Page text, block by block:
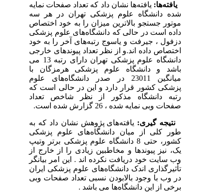
یافته‌ها:یافته‌ها نشان داد که تعداد صفحات نمایه
شده دانشگاه علوم پزشکی تهران در هر سه
موتور جستجو بالاترین میزان را به خود اختصاص
داده است در حالی که دانشگاه‌های علوم پزشکی
دزفول ، جیرفت و یاسوج رتبه‌های آخر را به خود
اختصاص داده اند.و از نظر تعداد پیوندهای خارجی
دانشگاه علوم پزشکی تهران دارای رتبه 13 می
باشد و دانشگاه علوم پزشکی هرمزگان با
میانگین 23011 در صدر دانشگاه‌های علوم
پزشکی کشور قرار دارد و این در حالی است که
رتبه دانشگاه مذکور از نظر شاخص تعداد
صفحات وبی نمایه شده ، 26 گزارش شده است.
نتیجه گیری:یافته‌های پژوهش نشان داد که به
طور کلی از میان دانشگاه‌های علوم پزشکی
کشور، حتی 8 دانشگاه علوم پزشکی برتر وتیپ
یک، نیز پیوندها و مخاطبین زیادی را از خارج از
وب سایت خود دریافت نکرده اند . این امر بیانگر
تأثیرگذاری اندک دانشگاه‌های علوم پزشکی ایران
در وب با وجود بالابودن نسبی تعداد صفحات وبی
برخی از این دانشگاه‌ها می باشد .